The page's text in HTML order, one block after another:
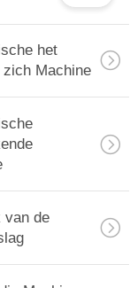
het
zich Machine
van de